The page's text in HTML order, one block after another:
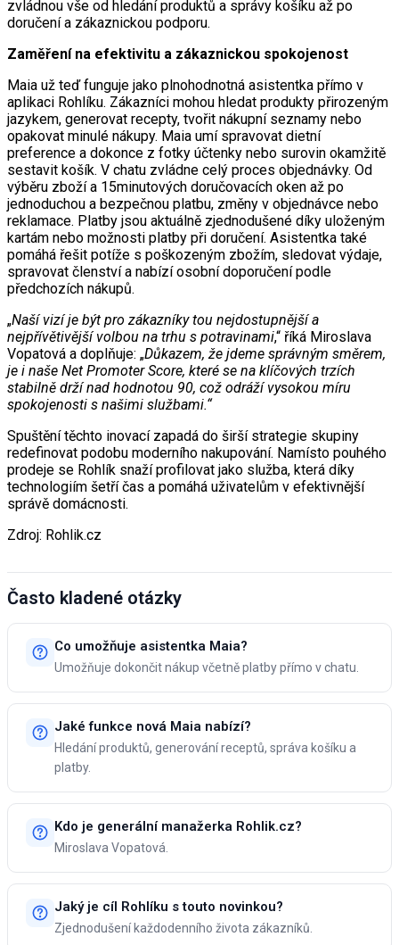
zvládnou vše od hledání produktů a správy košíku až po
doručení a zákaznickou podporu.
Zaměření na efektivitu a zákaznickou spokojenost
Maia už teď funguje jako plnohodnotná asistentka přímo v
aplikaci Rohlíku. Zákazníci mohou hledat produkty přirozeným
jazykem, generovat recepty, tvořit nákupní seznamy nebo
opakovat minulé nákupy. Maia umí spravovat dietní
preference a dokonce z fotky účtenky nebo surovin okamžitě
sestavit košík. V chatu zvládne celý proces objednávky. Od
výběru zboží a 15minutových doručovacích oken až po
jednoduchou a bezpečnou platbu, změny v objednávce nebo
reklamace. Platby jsou aktuálně zjednodušené díky uloženým
kartám nebo možnosti platby při doručení. Asistentka také
pomáhá řešit potíže s poškozeným zbožím, sledovat výdaje,
spravovat členství a nabízí osobní doporučení podle
předchozích nákupů.
„Naší vizí je být pro zákazníky tou nejdostupnější a
nejpřívětivější volbou na trhu s potravinami,“ říká Miroslava
Vopatová a doplňuje: „Důkazem, že jdeme správným směrem,
je i naše Net Promoter Score, které se na klíčových trzích
stabilně drží nad hodnotou 90, což odráží vysokou míru
spokojenosti s našimi službami.“
Spuštění těchto inovací zapadá do širší strategie skupiny
redefinovat podobu moderního nakupování. Namísto pouhého
prodeje se Rohlík snaží profilovat jako služba, která díky
technologiím šetří čas a pomáhá uživatelům v efektivnější
správě domácnosti.
Zdroj: Rohlik.cz
Často kladené otázky
Co umožňuje asistentka Maia?
Umožňuje dokončit nákup včetně platby přímo v chatu.
Jaké funkce nová Maia nabízí?
Hledání produktů, generování receptů, správa košíku a
platby.
Kdo je generální manažerka Rohlik.cz?
Miroslava Vopatová.
Jaký je cíl Rohlíku s touto novinkou?
Zjednodušení každodenního života zákazníků.